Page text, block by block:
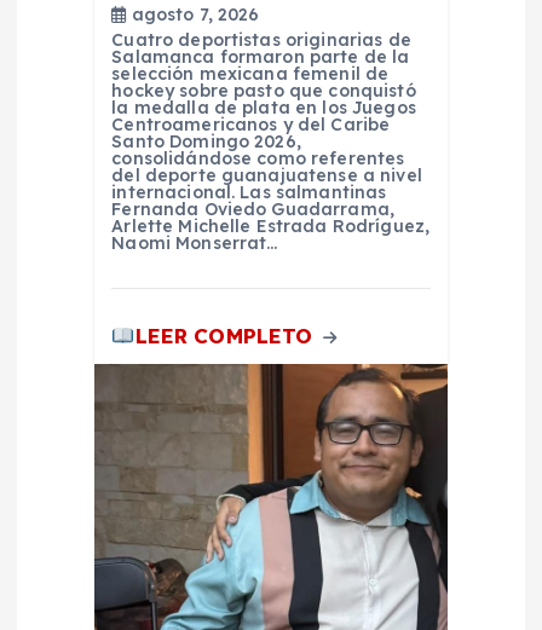
agosto 7, 2026
Cuatro deportistas originarias de
Salamanca formaron parte de la
selección mexicana femenil de
hockey sobre pasto que conquistó
la medalla de plata en los Juegos
Centroamericanos y del Caribe
Santo Domingo 2026,
consolidándose como referentes
del deporte guanajuatense a nivel
internacional. Las salmantinas
Fernanda Oviedo Guadarrama,
Arlette Michelle Estrada Rodríguez,
Naomi Monserrat…
LEER COMPLETO